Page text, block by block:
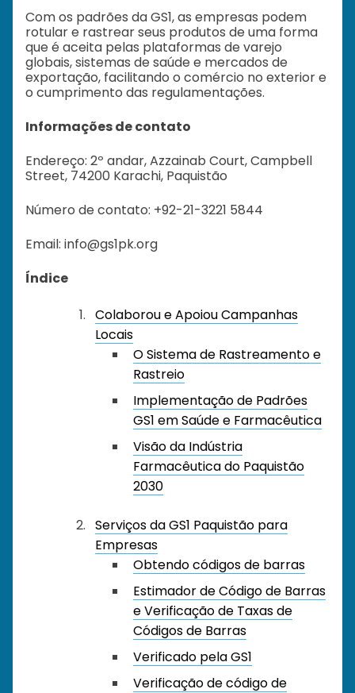
Com os padrões da GS1, as empresas podem
rotular e rastrear seus produtos de uma forma
que é aceita pelas plataformas de varejo
globais, sistemas de saúde e mercados de
exportação, facilitando o comércio no exterior e
o cumprimento das regulamentações.
Informações de contato
Endereço: 2º andar, Azzainab Court, Campbell
Street, 74200 Karachi, Paquistão
Número de contato: +92-21-3221 5844
Email: info@gs1pk.org
Índice
Colaborou e Apoiou Campanhas
Locais
O Sistema de Rastreamento e
Rastreio
Implementação de Padrões
GS1 em Saúde e Farmacêutica
Visão da Indústria
Farmacêutica do Paquistão
2030
Serviços da GS1 Paquistão para
Empresas
Obtendo códigos de barras
Estimador de Código de Barras
e Verificação de Taxas de
Códigos de Barras
Verificado pela GS1
Verificação de código de